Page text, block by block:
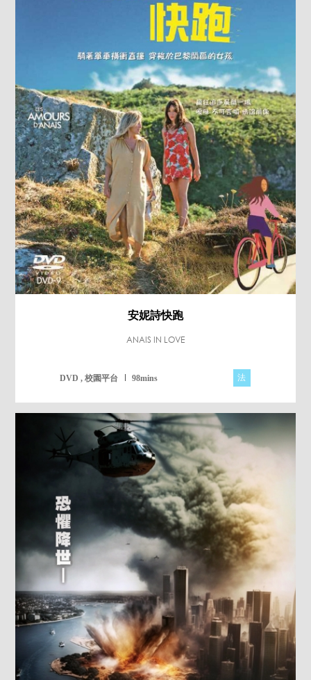
安妮詩快跑
ANAIS IN LOVE
DVD , 校園平台 98mins 法